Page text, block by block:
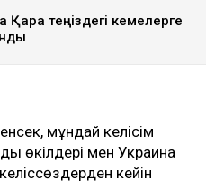
Қара теңіздегі кемелерге
мұндай келісім
өкілдері мен Украина
кейін